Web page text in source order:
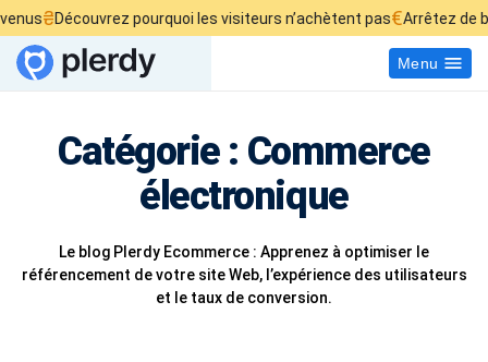
Découvrez pourquoi les visiteurs n’achètent pas€Arrêtez de brûler
Menu
Catégorie : Commerce
électronique
Le blog Plerdy Ecommerce : Apprenez à optimiser le
référencement de votre site Web, l’expérience des utilisateurs
et le taux de conversion.